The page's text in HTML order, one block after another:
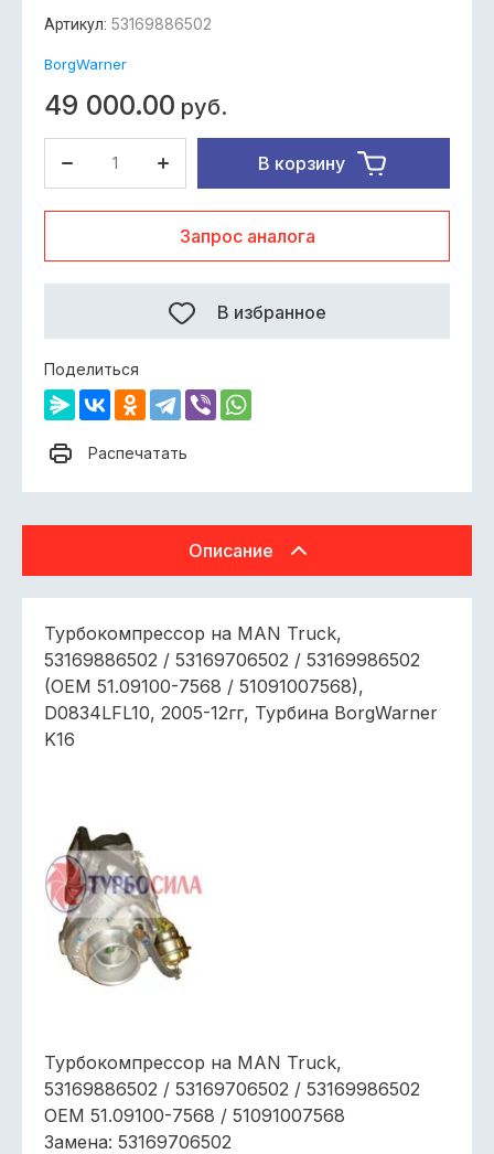
Артикул: 53169886502
BorgWarner
49 000.00 руб.
В корзину
Запрос аналога
В избранное
Поделиться
Распечатать
Описание
Турбокомпрессор на MAN Truck,
53169886502 / 53169706502 / 53169986502
(OEM 51.09100-7568 / 51091007568),
D0834LFL10, 2005-12гг, Турбина BorgWarner
K16
Турбокомпрессор на MAN Truck,
53169886502 / 53169706502 / 53169986502
OEM 51.09100-7568 / 51091007568
Замена: 53169706502